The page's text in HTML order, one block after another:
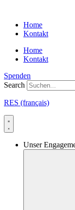
contentHome
Kontakt
Home
Kontakt
Spenden
Search
RES (français)
Unser